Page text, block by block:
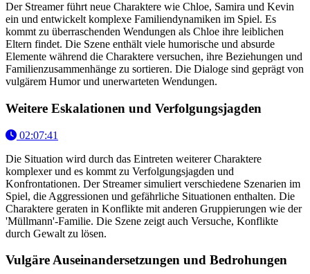
Der Streamer führt neue Charaktere wie Chloe, Samira und Kevin
ein und entwickelt komplexe Familiendynamiken im Spiel. Es
kommt zu überraschenden Wendungen als Chloe ihre leiblichen
Eltern findet. Die Szene enthält viele humorische und absurde
Elemente während die Charaktere versuchen, ihre Beziehungen und
Familienzusammenhänge zu sortieren. Die Dialoge sind geprägt von
vulgärem Humor und unerwarteten Wendungen.
Weitere Eskalationen und Verfolgungsjagden
02:07:41
Die Situation wird durch das Eintreten weiterer Charaktere
komplexer und es kommt zu Verfolgungsjagden und
Konfrontationen. Der Streamer simuliert verschiedene Szenarien im
Spiel, die Aggressionen und gefährliche Situationen enthalten. Die
Charaktere geraten in Konflikte mit anderen Gruppierungen wie der
'Müllmann'-Familie. Die Szene zeigt auch Versuche, Konflikte
durch Gewalt zu lösen.
Vulgäre Auseinandersetzungen und Bedrohungen